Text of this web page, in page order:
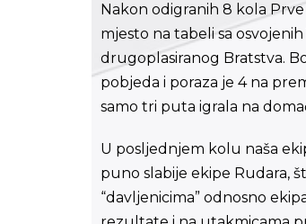
Nakon odigranih 8 kola
mjesto na tabeli sa
drugoplasiranog Bratstva.
pobjeda i poraza je 4 na
samo tri puta igrala na
U posljednjem kolu naša
puno slabije ekipe Rudara,
“davljenicima” odnosno